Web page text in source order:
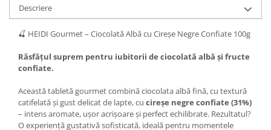
Descriere
🍒 HEIDI Gourmet – Ciocolată Albă cu Cireșe Negre Confiate 100g
Răsfățul suprem pentru iubitorii de ciocolată albă și fructe
confiate.
Această tabletă gourmet combină ciocolata albă fină, cu textură
catifelată și gust delicat de lapte, cu cireșe negre confiate (31%)
– intens aromate, ușor acrișoare și perfect echilibrate. Rezultatul?
O experiență gustativă sofisticată, ideală pentru momentele